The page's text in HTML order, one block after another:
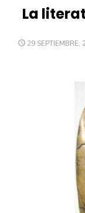
La
PUBLICADO
29 SEPTIEMBRE,